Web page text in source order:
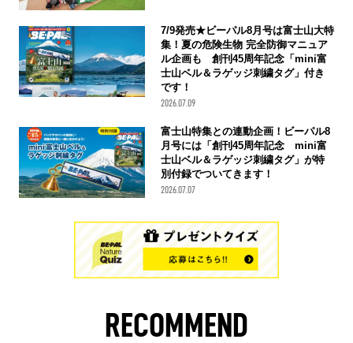
7/9発売★ビーパル8月号は富士山大特
集！夏の危険生物 完全防御マニュア
ル企画も 創刊45周年記念「mini富
士山ベル＆ラゲッジ刺繍タグ」付き
です！
2026.07.09
富士山特集との連動企画！ビーパル8
月号には「創刊45周年記念 mini富
士山ベル＆ラゲッジ刺繍タグ」が特
別付録でついてきます！
2026.07.07
RECOMMEND